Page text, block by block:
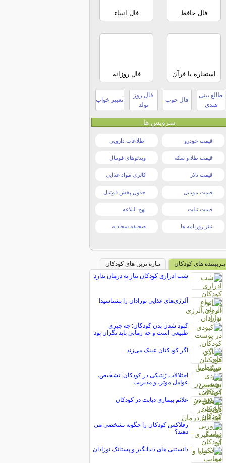
فال حافظ فال انبیاء
استخاره با قرآن فال روزانه
طالع بینی
هندی
فال چوب
فال روز
تولد
تعبیر خواب
سرویس ها
قیمت خودرو اطلاعات دارویی
قیمت طلا و سکه ویدئوهای فوتبال
قیمت دلار کالری مواد غذایی
قیمت موبایل جدول پخش فوتبال
قیمت تبلت نهج البلاغه
تیتر روزنامه ها صحیفه سجادیه
پـربیننده های کودکان
تـازه ترین های کودکان
شب ادراری کودکان نیاز به درمان ندارد
آلرژی‌های غذایی نوزادان را بشناسید!
کبود شدن بدن کودکان: چه چیزی
طبیعی است و چه زمانی باید نگران بود
اگر کودکتان عینک می‌زند
اختلالات ژنتیکی در کودکان: تشخیص،
عوامل موثر، و مدیریت
علائم بیماری دیابت در کودکان
رفلاکس کودکان را چگونه تشخصی می
دهند؟
دانستنی های دندانگیر و پستانک نوزادان